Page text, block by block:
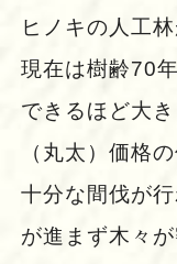
ヒノキの人工
現在は樹齢70
できるほど大
（丸太）価格
十分な間伐が
が進まず木々